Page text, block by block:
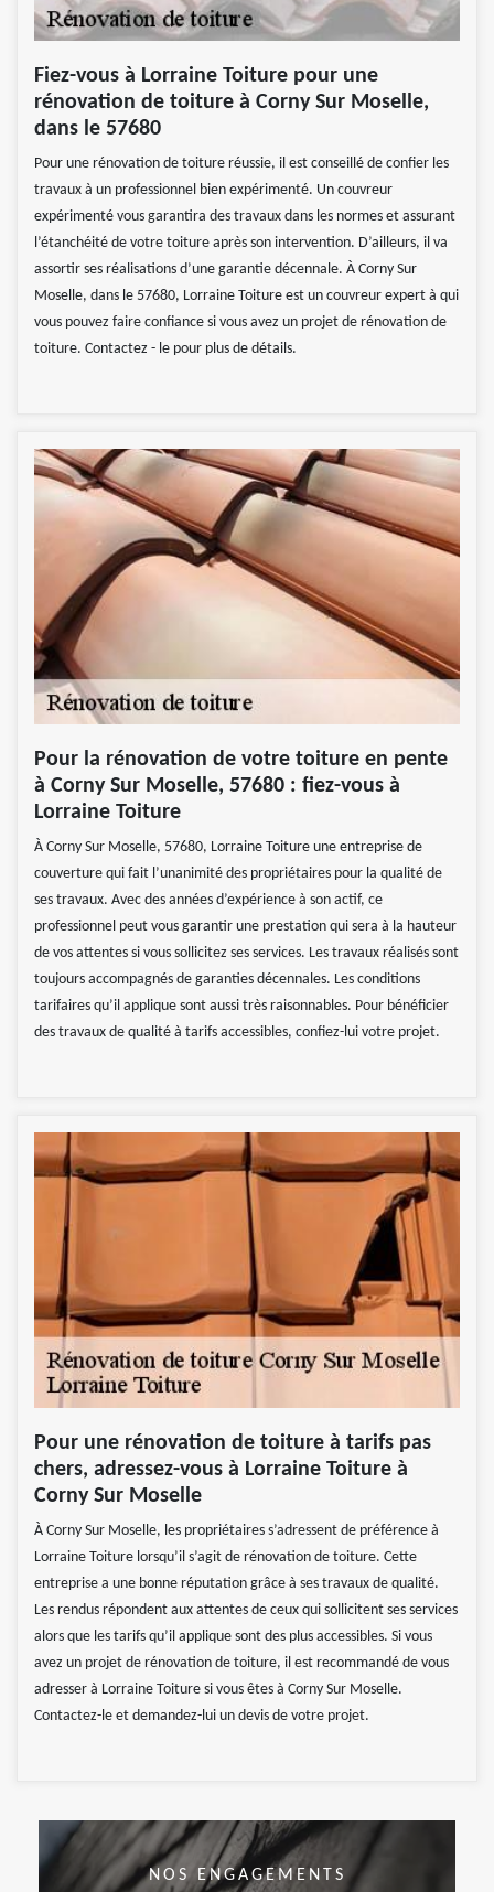
Fiez-vous à Lorraine Toiture pour une
rénovation de toiture à Corny Sur Moselle,
dans le 57680
Pour une rénovation de toiture réussie, il est conseillé de confier les
travaux à un professionnel bien expérimenté. Un couvreur
expérimenté vous garantira des travaux dans les normes et assurant
l’étanchéité de votre toiture après son intervention. D’ailleurs, il va
assortir ses réalisations d’une garantie décennale. À Corny Sur
Moselle, dans le 57680, Lorraine Toiture est un couvreur expert à qui
vous pouvez faire confiance si vous avez un projet de rénovation de
toiture. Contactez - le pour plus de détails.
Pour la rénovation de votre toiture en pente
à Corny Sur Moselle, 57680 : fiez-vous à
Lorraine Toiture
À Corny Sur Moselle, 57680, Lorraine Toiture une entreprise de
couverture qui fait l’unanimité des propriétaires pour la qualité de
ses travaux. Avec des années d’expérience à son actif, ce
professionnel peut vous garantir une prestation qui sera à la hauteur
de vos attentes si vous sollicitez ses services. Les travaux réalisés sont
toujours accompagnés de garanties décennales. Les conditions
tarifaires qu’il applique sont aussi très raisonnables. Pour bénéficier
des travaux de qualité à tarifs accessibles, confiez-lui votre projet.
Pour une rénovation de toiture à tarifs pas
chers, adressez-vous à Lorraine Toiture à
Corny Sur Moselle
À Corny Sur Moselle, les propriétaires s’adressent de préférence à
Lorraine Toiture lorsqu’il s’agit de rénovation de toiture. Cette
entreprise a une bonne réputation grâce à ses travaux de qualité.
Les rendus répondent aux attentes de ceux qui sollicitent ses services
alors que les tarifs qu’il applique sont des plus accessibles. Si vous
avez un projet de rénovation de toiture, il est recommandé de vous
adresser à Lorraine Toiture si vous êtes à Corny Sur Moselle.
Contactez-le et demandez-lui un devis de votre projet.
NOS ENGAGEMENTS